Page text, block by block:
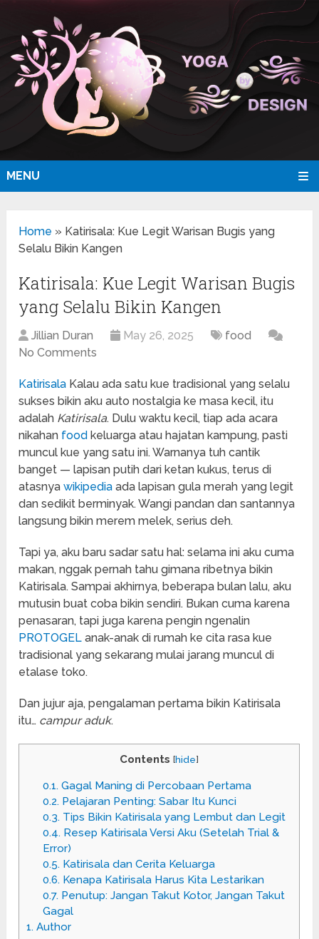
MENU
Home » Katirisala: Kue Legit Warisan Bugis yang
Selalu Bikin Kangen
Katirisala: Kue Legit Warisan Bugis
yang Selalu Bikin Kangen
Jillian Duran May 26, 2025
food
No Comments
Katirisala Kalau ada satu kue tradisional yang selalu
sukses bikin aku auto nostalgia ke masa kecil, itu
adalah Katirisala. Dulu waktu kecil, tiap ada acara
nikahan food keluarga atau hajatan kampung, pasti
muncul kue yang satu ini. Warnanya tuh cantik
banget — lapisan putih dari ketan kukus, terus di
atasnyawikipedia ada lapisan gula merah yang legit
dan sedikit berminyak. Wangi pandan dan santannya
langsung bikin merem melek, serius deh.
Tapi ya, aku baru sadar satu hal: selama ini aku cuma
makan, nggak pernah tahu gimana ribetnya bikin
Katirisala. Sampai akhirnya, beberapa bulan lalu, aku
mutusin buat coba bikin sendiri. Bukan cuma karena
penasaran, tapi juga karena pengin ngenalin
PROTOGEL anak-anak di rumah ke cita rasa kue
tradisional yang sekarang mulai jarang muncul di
etalase toko.
Dan jujur aja, pengalaman pertama bikin Katirisala
itu… campur aduk.
Contents [hide]
0.1.Gagal Maning di Percobaan Pertama
0.2.Pelajaran Penting: Sabar Itu Kunci
0.3.Tips Bikin Katirisala yang Lembut dan Legit
0.4.Resep Katirisala Versi Aku (Setelah Trial &
Error)
0.5.Katirisala dan Cerita Keluarga
0.6.Kenapa Katirisala Harus Kita Lestarikan
0.7.Penutup: Jangan Takut Kotor, Jangan Takut
Gagal
1. Author